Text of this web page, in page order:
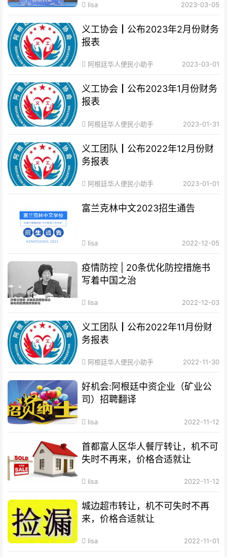
lisa 2023-03-05
义工协会┃公布2023年2月份财务
报表
阿根廷华人便民小助手 2023-03-01
义工协会┃公布2023年1月份财务
报表
阿根廷华人便民小助手 2023-01-31
义工团队┃公布2022年12月份财
务报表
阿根廷华人便民小助手 2023-01-01
富兰克林中文2023招生通告
lisa 2022-12-05
疫情防控 | 20条优化防控措施书
写着中国之治
lisa 2022-12-03
义工团队┃公布2022年11月份财
务报表
阿根廷华人便民小助手 2022-11-30
好机会:阿根廷中资企业（矿业公
司）招聘翻译
lisa 2022-11-12
首都富人区华人餐厅转让，机不可
失时不再来，价格合适就让
lisa 2022-11-12
城边超市转让，机不可失时不再
来，价格合适就让
lisa 2022-11-01